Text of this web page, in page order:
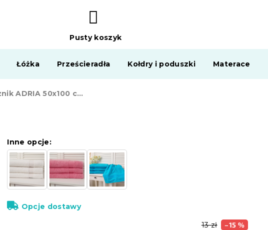
KOSZYK
Pusty koszyk
Łóżka Prześcieradła Kołdry i poduszki Materace
Ręcznik ADRIA 50x100 cm jasnożółty, 100% bawełna
13 zł –15 %
Inne opcje:
Opcje dostawy